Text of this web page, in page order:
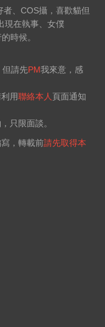
、COS攝，喜歡貓但
現在執事、女僕
時候。
但請先PM我來意，感
用聯絡本人 頁面通知
只限面談。
，轉載前請先取得本